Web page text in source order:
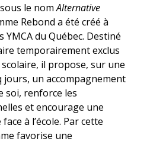
le nomAlternative
Rebond a été créé à
YMCA du Québec. Destiné
temporairement exclus
il propose, sur une
jours, un accompagnement
soi, renforce les
et encourage une
à l’école. Par cette
favorise une